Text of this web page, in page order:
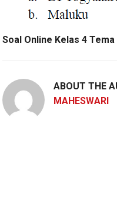
Soal Online Kelas 4
ABOUT THE
MAHESWARI